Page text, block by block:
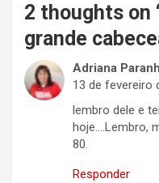
2 thoughts on
grande
Adriana
13 de fevereiro
lembro dele e
hoje….Lembro,
80.
Responder